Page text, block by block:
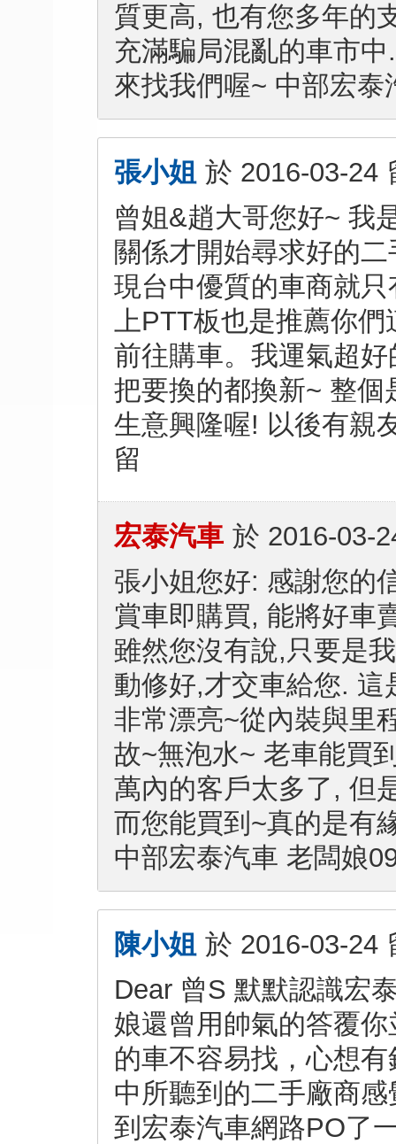
質更高, 也有您多年的
充滿騙局混亂的車市
來找我們喔~ 中部宏泰
張小姐 於 2016-03-24
曾姐&趙大哥您好~ 我
關係才開始尋求好的
現台中優質的車商就
上PTT板也是推薦你
前往購車。我運氣超
把要換的都換新~ 整
生意興隆喔! 以後有親
留
宏泰汽車 於 2016-03-
張小姐您好: 感謝您的
賞車即購買, 能將好車
雖然您沒有說,只要是
動修好,才交車給您.
非常漂亮~從內裝與里
故~無泡水~ 老車能買
萬內的客戶太多了, 但
而您能買到~真的是有
中部宏泰汽車 老闆娘
陳小姐 於 2016-03-24
Dear 曾S 默默認識宏
娘還曾用帥氣的答覆
的車不容易找，心想
中所聽到的二手廠商
到宏泰汽車網路PO了